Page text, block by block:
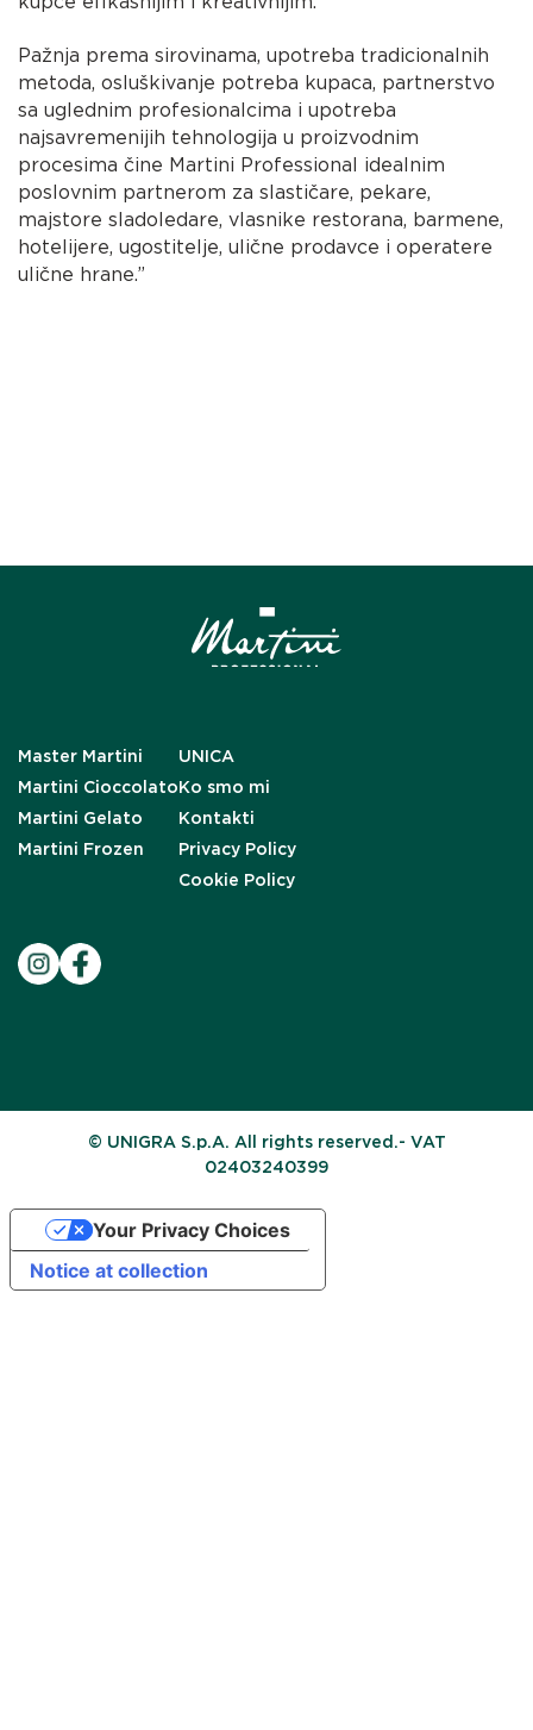
Pažnja prema sirovinama, upotreba tradicionalnih
metoda, osluškivanje potreba kupaca, partnerstvo
sa uglednim profesionalcima i upotreba
najsavremenijih tehnologija u proizvodnim
procesima čine Martini Professional idealnim
poslovnim partnerom za slastičare, pekare,
majstore sladoledare, vlasnike restorana, barmene,
hotelijere, ugostitelje, ulične prodavce i operatere
ulične hrane.”
Master Martini
Martini Cioccolato
Martini Gelato
Martini Frozen
UNICA
Ko smo mi
Kontakti
Privacy Policy
Cookie Policy
© UNIGRA S.p.A. All rights reserved.- VAT
02403240399
Notice at collection
Your Privacy Choices